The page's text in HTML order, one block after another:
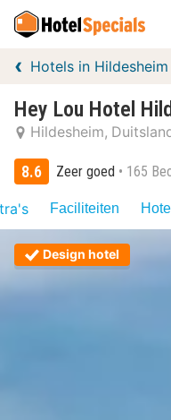
Hotels in Hildesheim
Hey Lou Hotel
Hildesheim
8.6 Zeer goed 165
Faciliteiten
Design hotel